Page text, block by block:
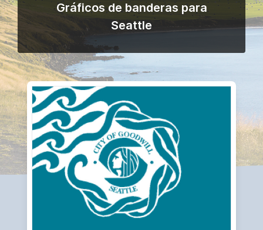
Gráficos de banderas para
Seattle